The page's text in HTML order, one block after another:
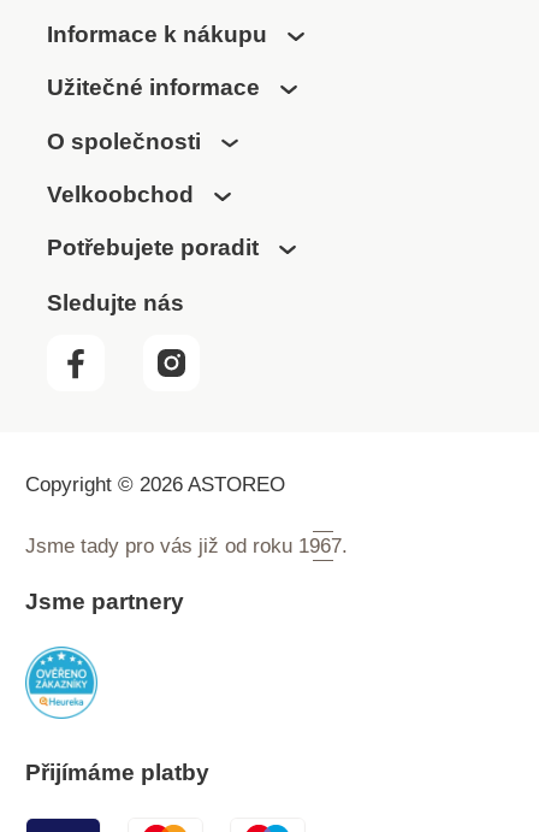
Informace k nákupu
Užitečné informace
O společnosti
Velkoobchod
Potřebujete poradit
Sledujte nás
Copyright © 2026 ASTOREO
Jsme tady pro vás již od roku 1967.
Jsme partnery
Přijímáme platby